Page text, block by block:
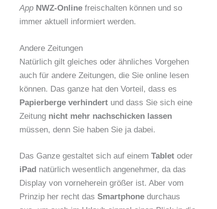
App NWZ-Online freischalten können und so
immer aktuell informiert werden.
Andere Zeitungen
Natürlich gilt gleiches oder ähnliches Vorgehen
auch für andere Zeitungen, die Sie online lesen
können. Das ganze hat den Vorteil, dass es
Papierberge verhindert und dass Sie sich eine
Zeitung nicht mehr nachschicken lassen
müssen, denn Sie haben Sie ja dabei.
Das Ganze gestaltet sich auf einem Tablet oder
iPad natürlich wesentlich angenehmer, da das
Display von vorneherein größer ist. Aber vom
Prinzip her recht das Smartphone durchaus